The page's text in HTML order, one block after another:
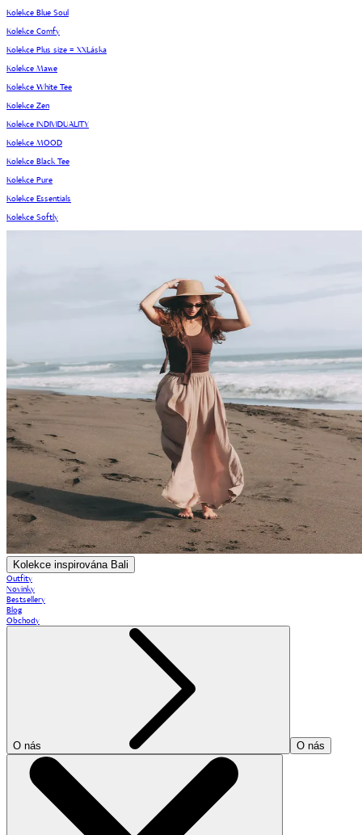
Kolekce Blue Soul
Kolekce Comfy
Kolekce Plus size = XXLáska
Kolekce Mawe
Kolekce White Tee
Kolekce Zen
Kolekce INDIVIDUALITY
Kolekce MOOD
Kolekce Black Tee
Kolekce Pure
Kolekce Essentials
Kolekce Softly
Kolekce inspirována Bali
Outfity
Novinky
Bestsellery
Blog
Obchody
O nás O nás